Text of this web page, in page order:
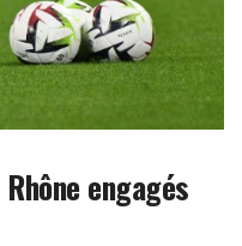
engagés